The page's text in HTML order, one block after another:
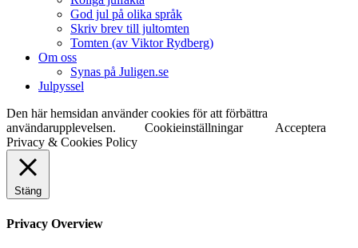
God jul på olika språk
Skriv brev till jultomten
Tomten (av Viktor Rydberg)
Om oss
Synas på Juligen.se
Julpyssel
Den här hemsidan använder cookies för att förbättra
användarupplevelsen.
Cookieinställningar
Acceptera
Privacy & Cookies Policy
Stäng
Privacy Overview